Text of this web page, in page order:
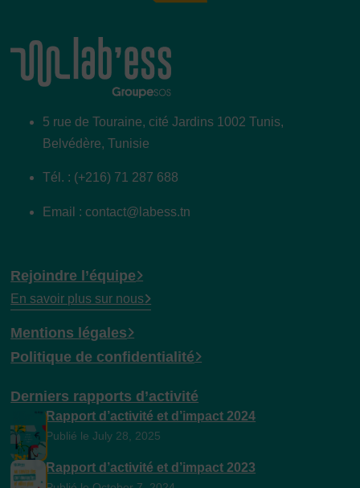
5 rue de Touraine, cité Jardins 1002 Tunis,
Belvédère, Tunisie
Tél. : (+216) 71 287 688
Email : contact@labess.tn
Rejoindre l’équipe
En savoir plus sur nous
Mentions légales
Politique de confidentialité
Derniers rapports d’activité
Rapport d’activité et d’impact 2024
Publié le July 28, 2025
Rapport d’activité et d’impact 2023